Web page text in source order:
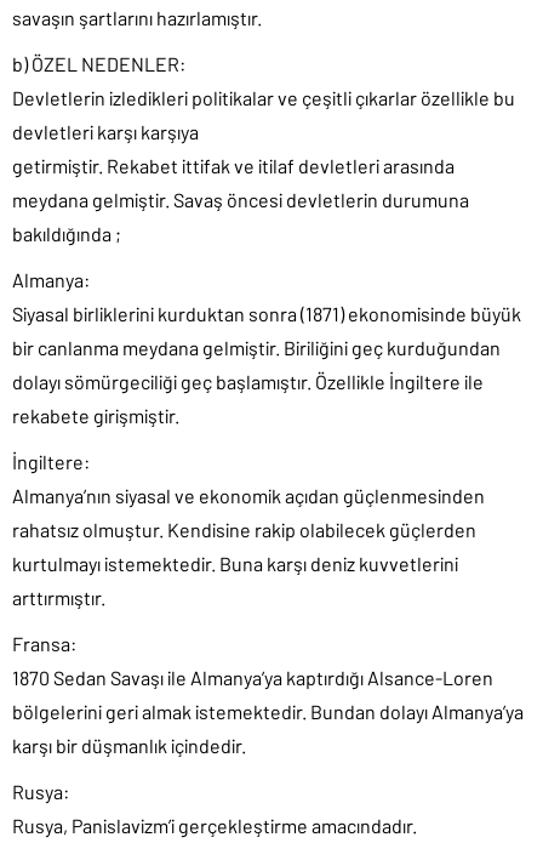
savaşın şartlarını hazırlamıştır.
b) ÖZEL NEDENLER:
Devletlerin izledikleri politikalar ve çeşitli çıkarlar özellikle bu
devletleri karşı karşıya
getirmiştir. Rekabet ittifak ve itilaf devletleri arasında
meydana gelmiştir. Savaş öncesi devletlerin durumuna
bakıldığında ;
Almanya:
Siyasal birliklerini kurduktan sonra (1871) ekonomisinde büyük
bir canlanma meydana gelmiştir. Biriliğini geç kurduğundan
dolayı sömürgeciliği geç başlamıştır. Özellikle İngiltere ile
rekabete girişmiştir.
İngiltere:
Almanya’nın siyasal ve ekonomik açıdan güçlenmesinden
rahatsız olmuştur. Kendisine rakip olabilecek güçlerden
kurtulmayı istemektedir. Buna karşı deniz kuvvetlerini
arttırmıştır.
Fransa:
1870 Sedan Savaşı ile Almanya’ya kaptırdığı Alsance-Loren
bölgelerini geri almak istemektedir. Bundan dolayı Almanya’ya
karşı bir düşmanlık içindedir.
Rusya:
Rusya, Panislavizm’i gerçekleştirme amacındadır.